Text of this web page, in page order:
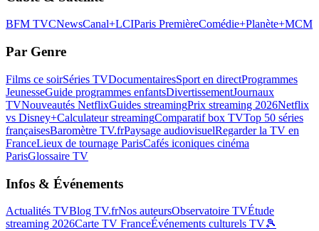
BFM TVCNewsCanal+LCIParis PremièreComédie+Planète+MCM
Par Genre
Films ce soirSéries TVDocumentairesSport en directProgrammes
JeunesseGuide programmes enfantsDivertissementJournaux
TVNouveautés NetflixGuides streamingPrix streaming 2026Netflix
vs Disney+Calculateur streamingComparatif box TVTop 50 séries
françaisesBaromètre TV.frPaysage audiovisuelRegarder la TV en
FranceLieux de tournage ParisCafés iconiques cinéma
ParisGlossaire TV
Infos & Événements
Actualités TVBlog TV.frNos auteursObservatoire TVÉtude
streaming 2026Carte TV FranceÉvénements culturels TV🎾